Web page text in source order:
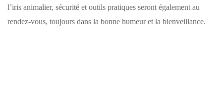
l’iris animalier, sécurité et outils pratiques seront également au
rendez-vous, toujours dans la bonne humeur et la bienveillance.